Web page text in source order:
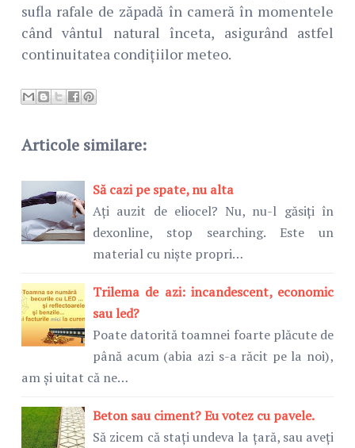
sufla rafale de zăpadă în cameră în momentele
când vântul natural înceta, asigurând astfel
continuitatea condițiilor meteo.
Articole similare:
Să cazi pe spate, nu alta
Ați auzit de eliocel? Nu, nu-l găsiți în
dexonline, stop searching. Este un
material cu niște propri…
Trilema de azi: incandescent, economic
sau led?
Poate datorită toamnei foarte plăcute de
până acum (abia azi s-a răcit pe la noi),
am și uitat că ne…
Beton sau ciment? Eu votez cu pavele.
Să zicem că stați undeva la țară, sau aveți